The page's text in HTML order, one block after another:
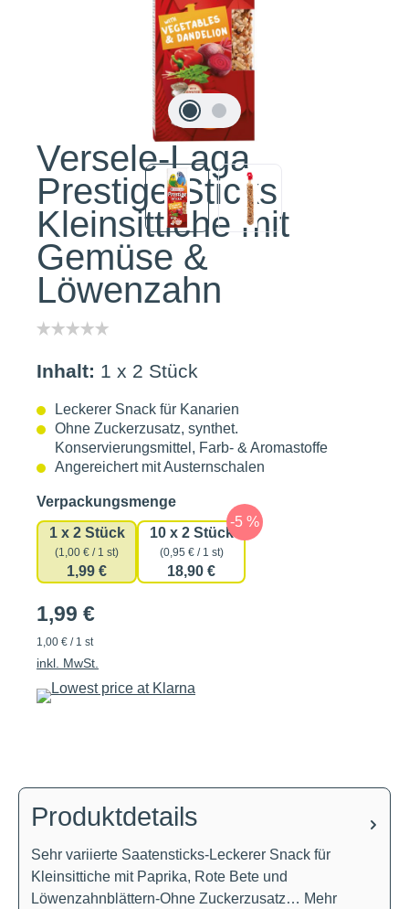
Versele-Laga
Prestige Sticks
Kleinsittiche mit
Gemüse &
Löwenzahn
Inhalt: 1 x 2 Stück
Leckerer Snack für Kanarien
Ohne Zuckerzusatz, synthet.
Konservierungsmittel, Farb- & Aromastoffe
Angereichert mit Austernschalen
Verpackungsmengeauswählen
1 x 2 Stück
(1,00 € / 1 st)
1,99 €
10 x 2 Stück
(0,95 € / 1 st)
18,90 €
1,99 €
1,00 € / 1 st
inkl. MwSt.
Produktdetails
Sehr variierte Saatensticks-Leckerer Snack für
Kleinsittiche mit Paprika, Rote Bete und
Löwenzahnblättern-Ohne Zuckerzusatz… Mehr